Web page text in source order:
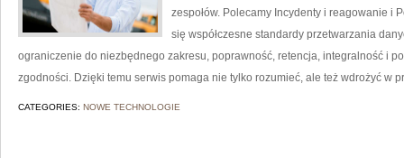
zespołów. Polecamy Incydenty i reagowanie i
się współczesne standardy przetwarzania
ograniczenie do niezbędnego zakresu, poprawność, retencja, integralność i
zgodności. Dzięki temu serwis pomaga nie tylko rozumieć, ale też wdrożyć w
CATEGORIES: NOWE TECHNOLOGIE